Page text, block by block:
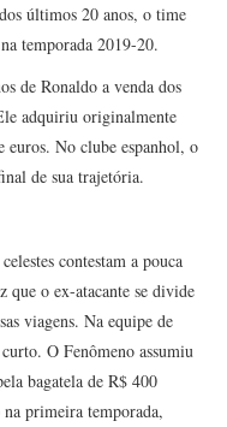
últimos 20 anos, o time
temporada 2019-20.
de Ronaldo a venda dos
adquiriu originalmente
euros. No clube espanhol, o
de sua trajetória.
contestam a pouca
que o ex-atacante se divide
viagens. Na equipe de
O Fenômeno assumiu
bagatela de R$ 400
primeira temporada,